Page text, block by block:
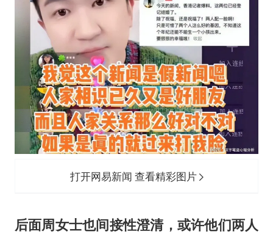
打开网易新闻 查看精彩图片
后面周女士也间接性澄清，或许他们两人